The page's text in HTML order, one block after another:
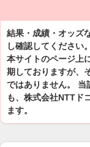
結果・成績・オッズ
し確認してください。
本サイトのページ上
期しておりますが、
ではありません。 当
も、株式会社NTTド
ます。